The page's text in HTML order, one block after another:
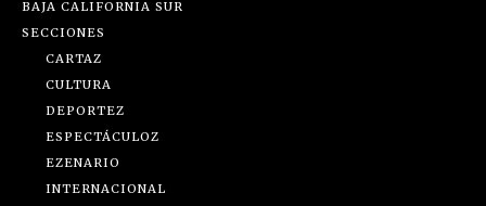
BAJA CALIFORNIA SUR
SECCIONES
CARTAZ
CULTURA
DEPORTEZ
ESPECTÁCULOZ
EZENARIO
INTERNACIONAL